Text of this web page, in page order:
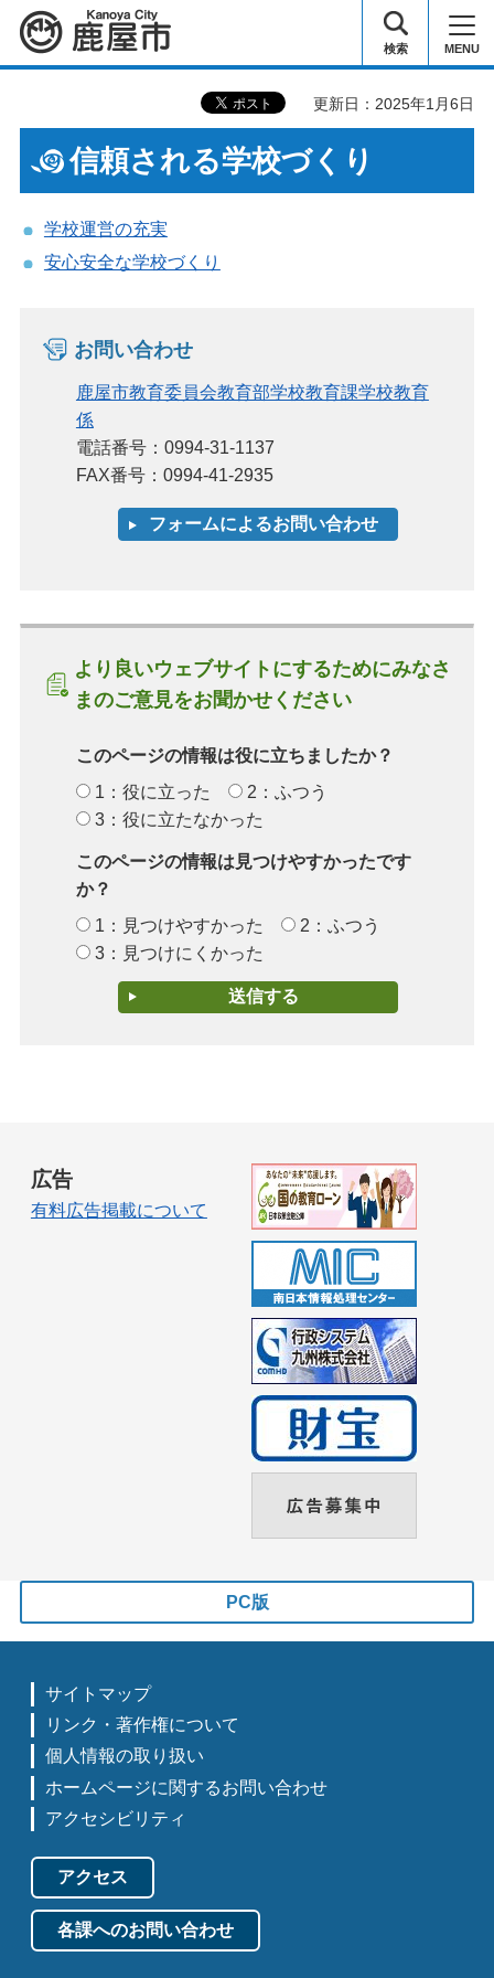
鹿屋市 検索 MENU
更新日：2025年1月6日
信頼される学校づくり
学校運営の充実
安心安全な学校づくり
お問い合わせ
鹿屋市教育委員会教育部学校教育課学校教育
係
電話番号：0994-31-1137
FAX番号：0994-41-2935
より良いウェブサイトにするためにみなさ
まのご意見をお聞かせください
このページの情報は役に立ちましたか？
1：役に立った
2：ふつう
3：役に立たなかった
このページの情報は見つけやすかったです
か？
1：見つけやすかった
2：ふつう
3：見つけにくかった
広告
有料広告掲載について
PC版
サイトマップ
リンク・著作権について
個人情報の取り扱い
ホームページに関するお問い合わせ
アクセシビリティ
アクセス
各課へのお問い合わせ